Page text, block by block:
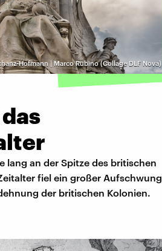
Hofmann | Marco Rubino (Collage DLF Nova)
lang an der Spitze des britischen
fiel ein großer Aufschwung
der britischen Kolonien.